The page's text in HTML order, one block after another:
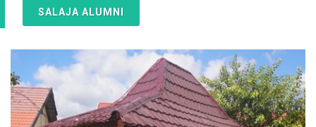
SALAJA ALUMNI